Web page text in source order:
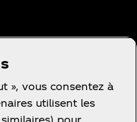
», vous consentez à
utilisent les
pour